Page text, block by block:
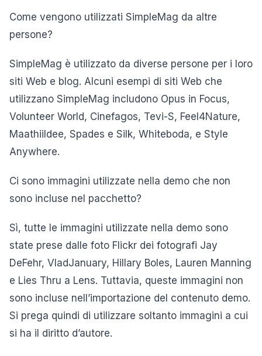
Come vengono utilizzati SimpleMag da altre
persone?
SimpleMag è utilizzato da diverse persone per i loro
siti Web e blog. Alcuni esempi di siti Web che
utilizzano SimpleMag includono Opus in Focus,
Volunteer World, Cinefagos, Tevi-S, Feel4Nature,
Maathiildee, Spades e Silk, Whiteboda, e Style
Anywhere.
Ci sono immagini utilizzate nella demo che non
sono incluse nel pacchetto?
Sì, tutte le immagini utilizzate nella demo sono
state prese dalle foto Flickr dei fotografi Jay
DeFehr, VladJanuary, Hillary Boles, Lauren Manning
e Lies Thru a Lens. Tuttavia, queste immagini non
sono incluse nell’importazione del contenuto demo.
Si prega quindi di utilizzare soltanto immagini a cui
si ha il diritto d’autore.